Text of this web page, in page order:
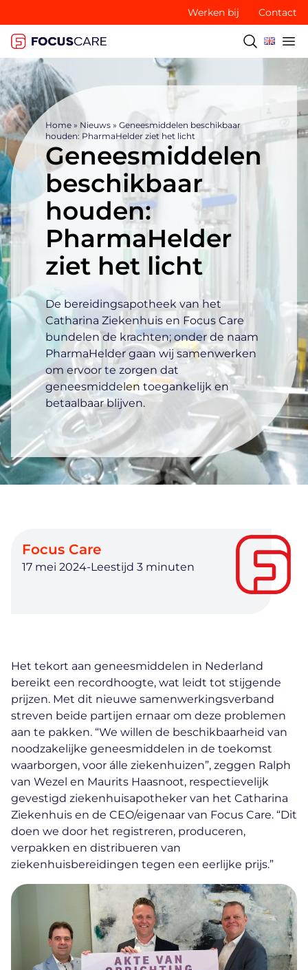
Werken bij Contact
Home » Nieuws » Geneesmiddelen beschikbaar
houden: PharmaHelder ziet het licht
Geneesmiddelen
beschikbaar
houden:
PharmaHelder
ziet het licht
De bereidingsapotheek van het
Catharina Ziekenhuis en Focus Care
bundelen de krachten; onder de naam
PharmaHelder gaan wij samenwerken
om ervoor te zorgen dat
geneesmiddelen toegankelijk en
betaalbaar blijven.
Focus Care
17 mei 2024-
Het tekort aan geneesmiddelen in Nederland
bereikt een recordhoogte, wat leidt tot stijgende
prijzen. Met dit nieuwe samenwerkingsverband
streven beide partijen ernaar om deze problemen
aan te pakken. “We willen de beschikbaarheid van
noodzakelijke geneesmiddelen in de toekomst
waarborgen, voor álle ziekenhuizen”, zeggen Ralph
van Wezel en Maurits Haasnoot, respectievelijk
gevestigd ziekenhuisapotheker van het Catharina
Ziekenhuis en de CEO/eigenaar van Focus Care. “Dit
doen we door het registreren, produceren,
verpakken en distribueren van
ziekenhuisbereidingen tegen een eerlijke prijs.”